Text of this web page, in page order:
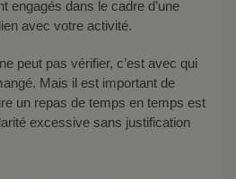
engagés dans le cadre d’une
avec votre activité.
Mais il est important de
un repas de temps en temps est
excessive sans justification